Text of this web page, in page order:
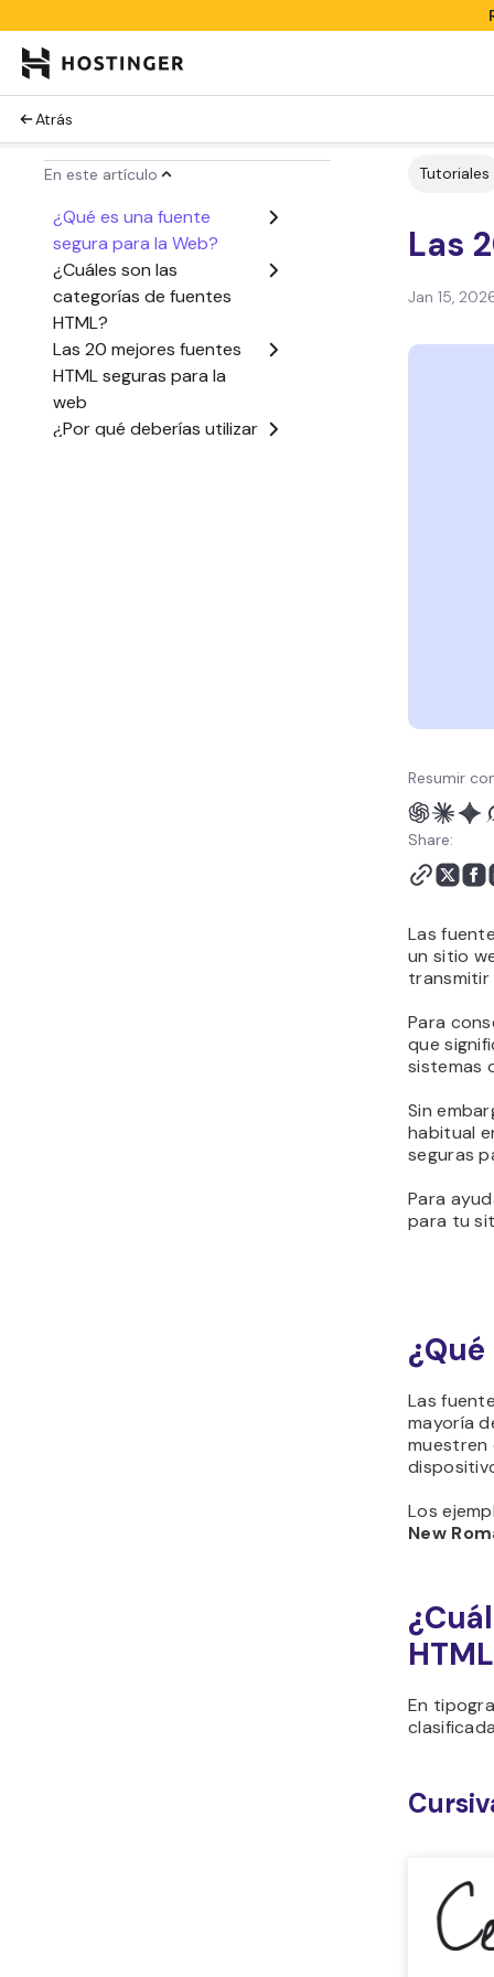
Atrás
En este artículo
¿Qué es una fuente
segura para la Web?
¿Cuáles son las
categorías de fuentes
HTML?
Las 20 mejores fuentes
HTML seguras para la
web
¿Por qué deberías utilizar
Tutoriales
Las
Jan 15,
Resumir
Share:
Las
un sitio
transmitir
Para
que
sistemas
Sin
habitual
seguras
Para
para tu
Las
mayoría
muestren
Los
New
En